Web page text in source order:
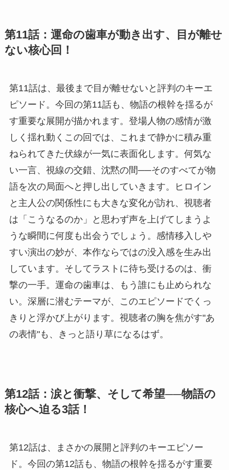
第11話：運命の歯車が動き出す、目が離せ
ない核心回！
第11話は、最後まで目が離せないと評判のキーエ
ピソード。今回の第11話も、物語の根幹を揺るが
す重要な展開が描かれます。登場人物の感情が激
しく揺れ動くこの回では、これまで静かに積み重
ねられてきた伏線が一気に表面化します。何気な
い一言、視線の交錯、沈黙の間──そのすべてが物
語を次の局面へと押し出していきます。ヒロイン
と主人公の関係性にも大きな変化が訪れ、視聴者
は「こうなるのか」と思わず声を上げてしまうよ
うな瞬間に何度も出会うでしょう。感情移入しや
すい演出の妙が、本作ならではの没入感を生み出
しています。そしてラストに待ち受けるのは、衝
撃の一手。運命の歯車は、もう誰にも止められな
い。深層に潜むテーマが、このエピソードでくっ
きりと浮かび上がります。視聴者の胸を焦がす"あ
の表情"も、きっと語り草になるはず。
第12話：涙と衝撃、そして希望──物語の
核心へ迫る3話！
第12話は、まさかの展開と評判のキーエピソー
ド。今回の第12話も、物語の根幹を揺るがす重要